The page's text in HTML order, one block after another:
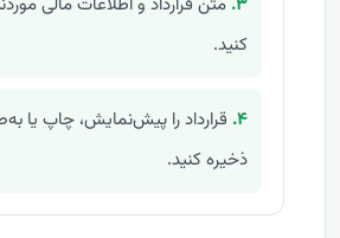
۳. متن قرارداد و اطلاعات مالی
کنید.
۴.
ذخیره کنید.